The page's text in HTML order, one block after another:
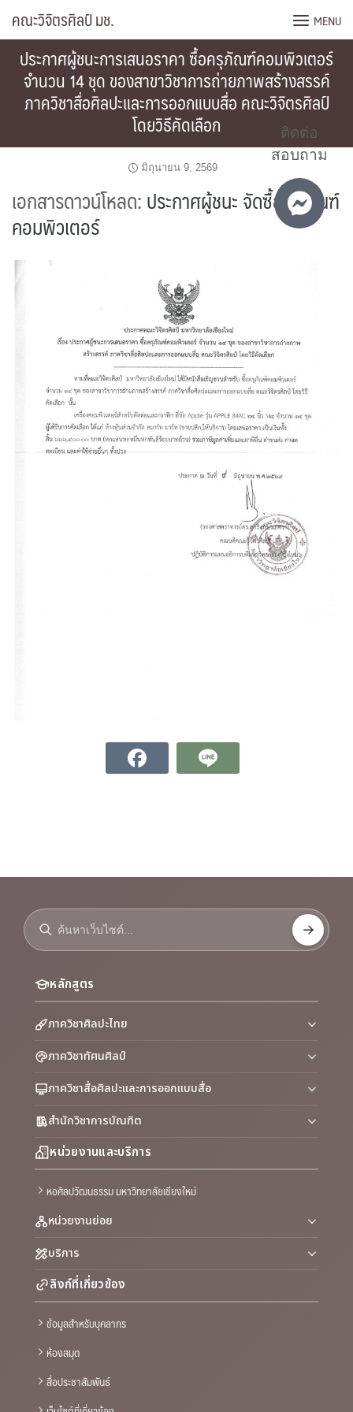
คณะวิจิตรศิลป์ มช. MENU
ประกาศผู้ชนะการเสนอราคา ซื้อครุภัณฑ์คอมพิวเตอร์
จำนวน 14 ชุด ของสาขาวิชาการถ่ายภาพสร้างสรรค์
ภาควิชาสื่อศิลปะและการออกแบบสื่อ คณะวิจิตรศิลป์
โดยวิธีคัดเลือก
มิถุนายน 9, 2569
เอกสารดาวน์โหลด:ประกาศผู้ชนะ จัดซื้อครุภัณฑ์
คอมพิวเตอร์
หลักสูตร
ภาควิชาศิลปะไทย
ภาควิชาทัศนศิลป์
ภาควิชาสื่อศิลปะและการออกแบบสื่อ
สำนักวิชาการบัณฑิต
หน่วยงานและบริการ
หอศิลปวัฒนธรรม มหาวิทยาลัยเชียงใหม่
หน่วยงานย่อย
บริการ
ลิงก์ที่เกี่ยวข้อง
ข้อมูลสำหรับบุคลากร
ห้องสมุด
สื่อประชาสัมพันธ์
ติดต่อ
สอบถาม